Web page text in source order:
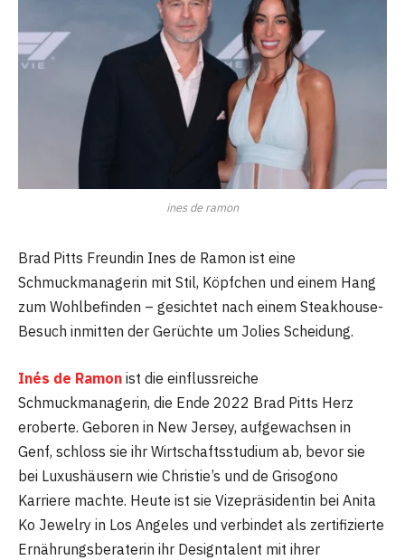
ines de ramon
Brad Pitts Freundin Ines de Ramon ist eine
Schmuckmanagerin mit Stil, Köpfchen und einem Hang
zum Wohlbefinden – gesichtet nach einem Steakhouse-
Besuch inmitten der Gerüchte um Jolies Scheidung.
Inés de Ramon ist die einflussreiche
Schmuckmanagerin, die Ende 2022 Brad Pitts Herz
eroberte. Geboren in New Jersey, aufgewachsen in
Genf, schloss sie ihr Wirtschaftsstudium ab, bevor sie
bei Luxushäusern wie Christie’s und de Grisogono
Karriere machte. Heute ist sie Vizepräsidentin bei Anita
Ko Jewelry in Los Angeles und verbindet als zertifizierte
Ernährungsberaterin ihr Designtalent mit ihrer